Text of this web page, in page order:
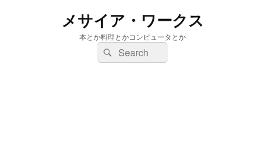
メサイア・ワークス
本とか料理とかコンピュータとか
検
索:
検
索